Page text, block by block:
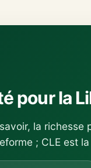
pour la
la
; CLE est